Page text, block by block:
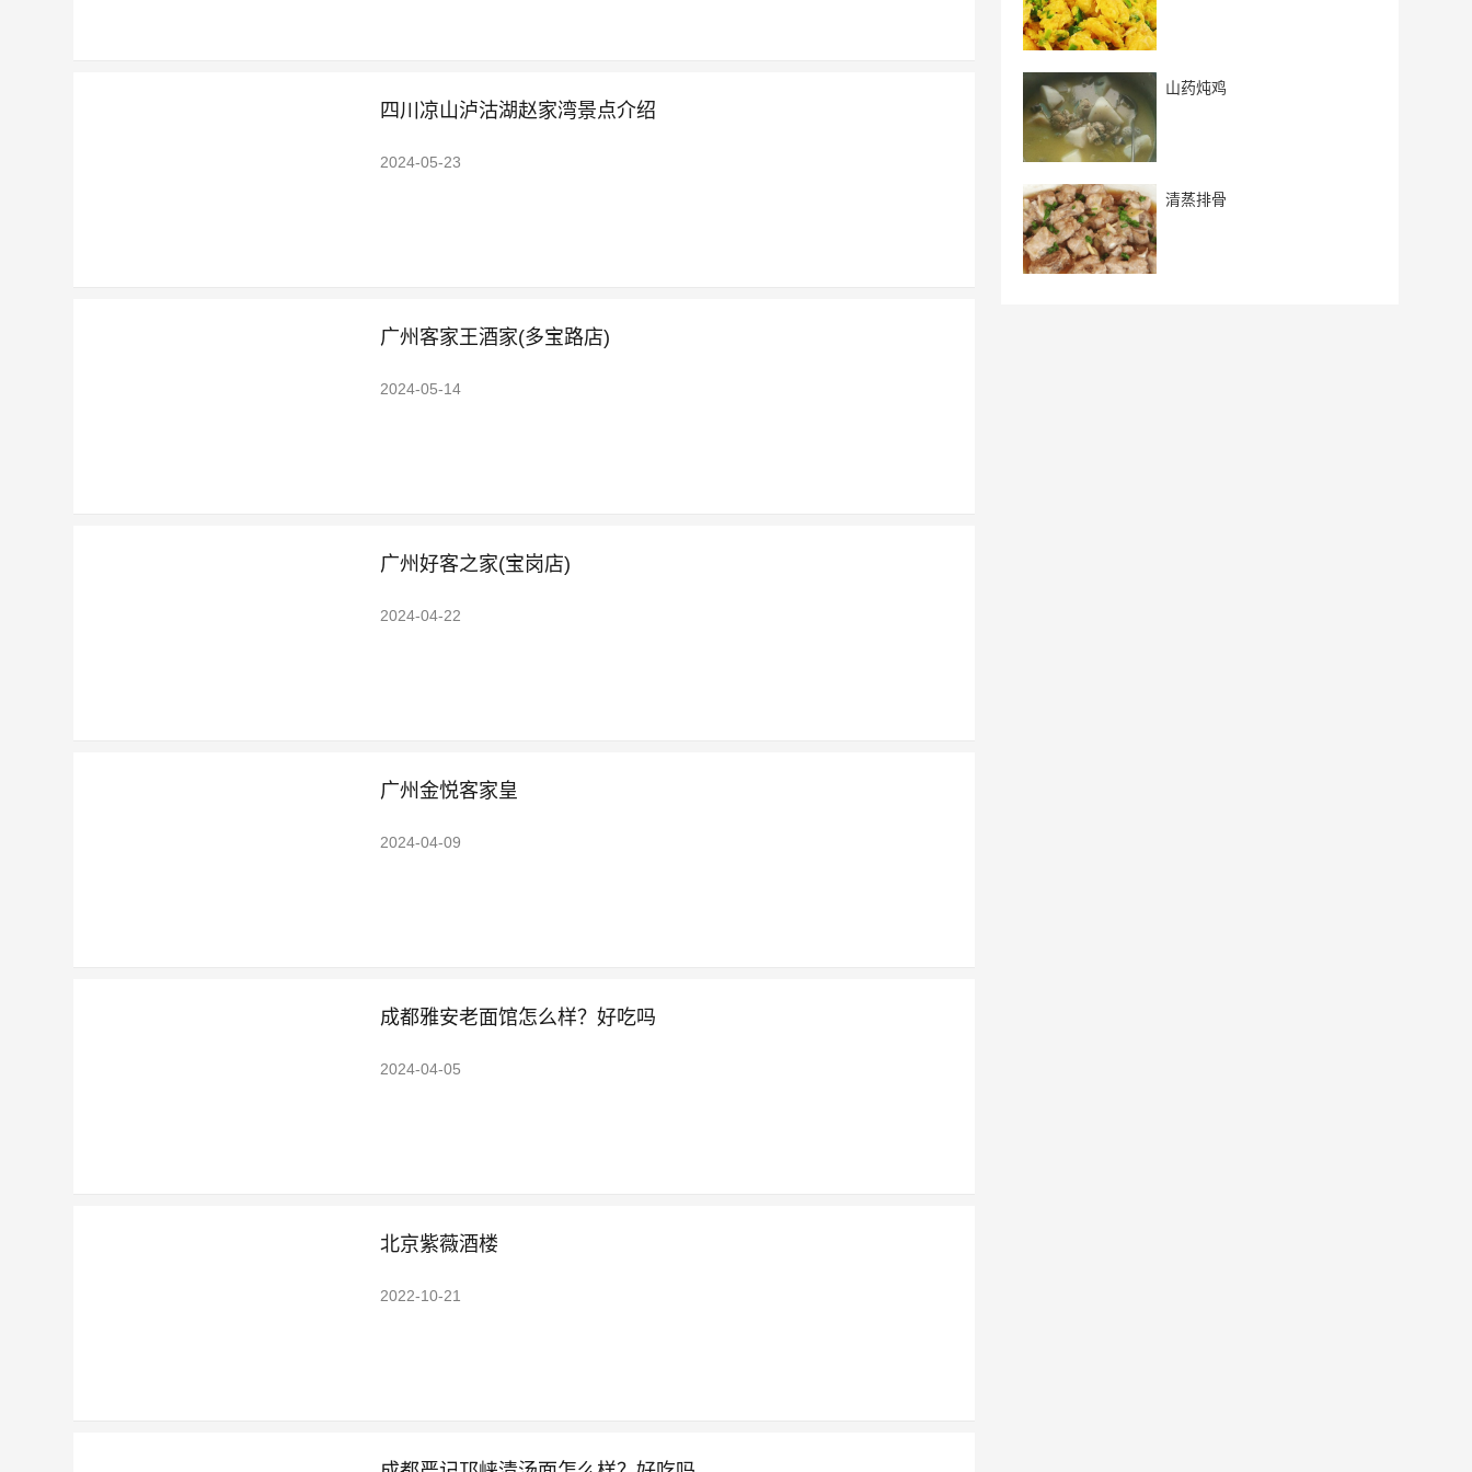
四川凉山泸沽湖赵家湾景点介绍
2024-05-23
广州客家王酒家(多宝路店)
2024-05-14
广州好客之家(宝岗店)
2024-04-22
广州金悦客家皇
2024-04-09
成都雅安老面馆怎么样？好吃吗
2024-04-05
北京紫薇酒楼
2022-10-21
山药炖鸡
清蒸排骨